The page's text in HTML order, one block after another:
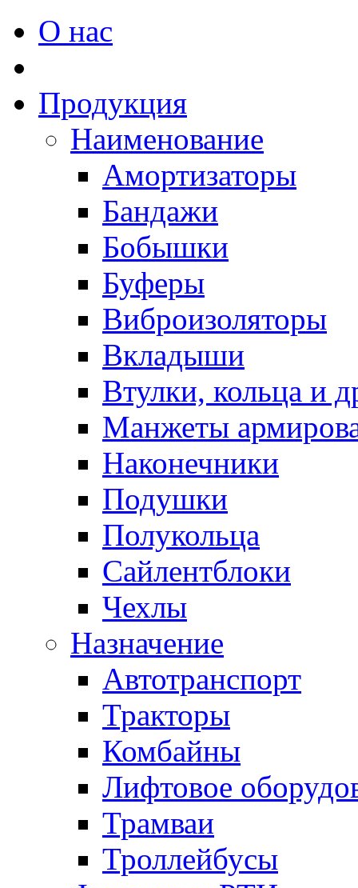
О нас
Продукция
Наименование
Амортизаторы
Бандажи
Бобышки
Буферы
Виброизоляторы
Вкладыши
Втулки, кольца и
Манжеты
Наконечники
Подушки
Полукольца
Сайлентблоки
Чехлы
Назначение
Автотранспорт
Тракторы
Комбайны
Лифтовое
Трамваи
Троллейбусы